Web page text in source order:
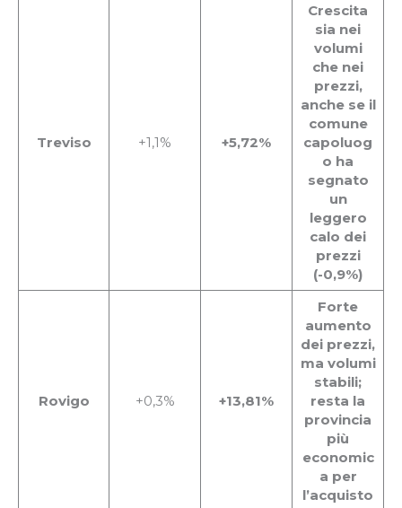
Treviso +1,1% +5,72%
Crescita
sia nei
volumi
che nei
prezzi,
anche se il
comune
capoluog
o ha
segnato
un
leggero
calo dei
prezzi
(-0,9%)
Rovigo +0,3% +13,81%
Forte
aumento
dei prezzi,
ma volumi
stabili;
resta la
provincia
più
economic
a per
l’acquisto